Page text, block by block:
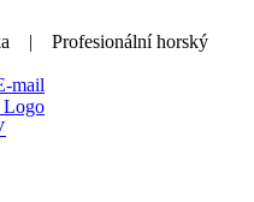
| Profesionální horský
mail